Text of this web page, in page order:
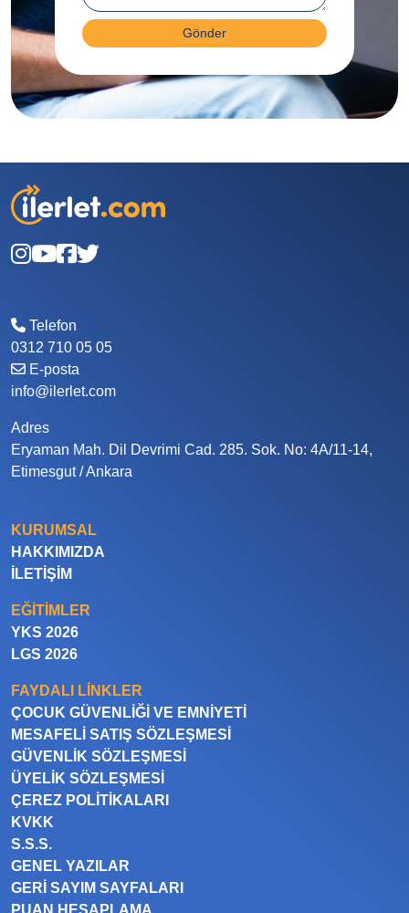
Gönder
Telefon
0312 710 05 05
E-posta
info@ilerlet.com
Adres
Eryaman Mah. Dil Devrimi Cad. 285. Sok. No: 4A/11-14,
Etimesgut / Ankara
KURUMSAL
HAKKIMIZDA
İLETIŞIM
EĞITIMLER
YKS 2026
LGS 2026
FAYDALI LINKLER
ÇOCUK GÜVENLIĞI VE EMNIYETI
MESAFELI SATIŞ SÖZLEŞMESI
GÜVENLIK SÖZLEŞMESI
ÜYELIK SÖZLEŞMESI
ÇEREZ POLITIKALARI
KVKK
S.S.S.
GENEL YAZILAR
GERI SAYIM SAYFALARI
PUAN HESAPLAMA